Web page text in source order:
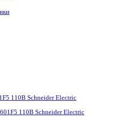
110В Schneider Electric